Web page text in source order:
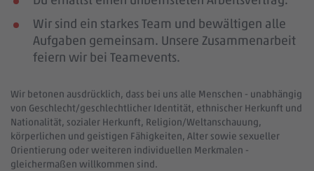
Wir sind ein starkes Team und bewältigen alle
Aufgaben gemeinsam. Unsere Zusammenarbeit
feiern wir bei Teamevents.
Wir betonen ausdrücklich, dass bei uns alle Menschen - unabhängig
von Geschlecht/geschlechtlicher Identität, ethnischer Herkunft und
Nationalität, sozialer Herkunft, Religion/Weltanschauung,
körperlichen und geistigen Fähigkeiten, Alter sowie sexueller
Orientierung oder weiteren individuellen Merkmalen -
gleichermaßen willkommen sind.